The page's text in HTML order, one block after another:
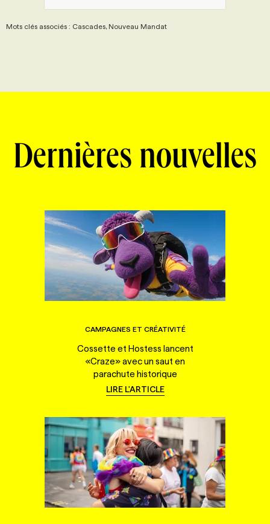
Mots clés associés : Cascades, Nouveau Mandat
Dernières nouvelles
CAMPAGNES ET CRÉATIVITÉ
Cossette et Hostess lancent
«Craze» avec un saut en
parachute historique
LIRE L'ARTICLE